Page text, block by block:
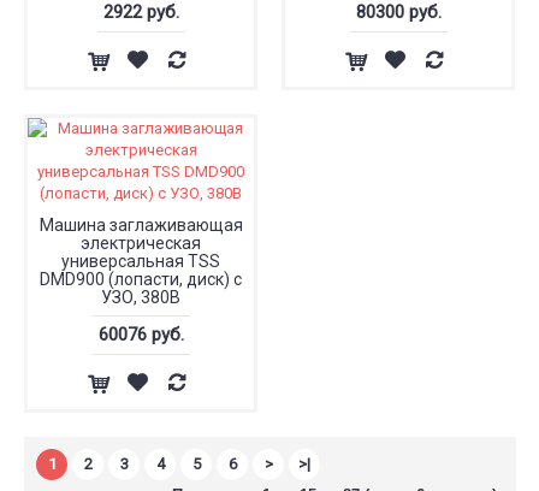
2922 руб. 80300 руб.
Машина заглаживающая
электрическая
универсальная TSS
DMD900 (лопасти, диск) с
УЗО, 380В
60076 руб.
1 2 3 4 5 6 >
>|